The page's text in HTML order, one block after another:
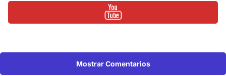
Mostrar Comentarios